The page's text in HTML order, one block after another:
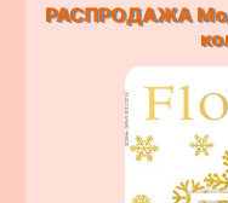
РАСПРОДАЖА